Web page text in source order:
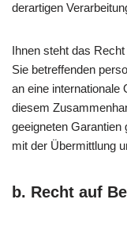
derartigen
Ihnen steht das
Sie betreffenden
an eine internationale
diesem
geeigneten
mit der Übermittlung
b. Recht auf